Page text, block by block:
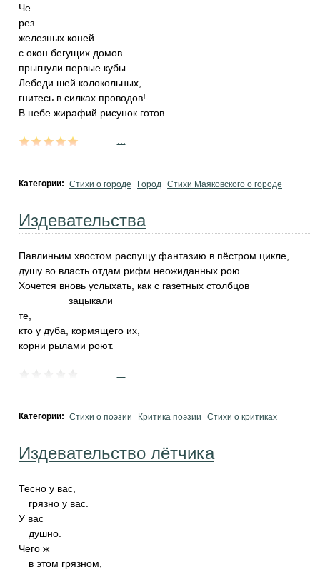
Че–
рез
железных коней
с окон бегущих домов
прыгнули первые кубы.
Лебеди шей колокольных,
гнитесь в силках проводов!
В небе жирафий рисунок готов
Категории: Стихи о городе Город Стихи Маяковского о городе
Издевательства
Павлиньим хвостом распущу фантазию в пёстром цикле,
душу во власть отдам рифм неожиданных рою.
Хочется вновь услыхать, как с газетных столбцов
зацыкали
те,
кто у дуба, кормящего их,
корни рылами роют.
Категории: Стихи о поэзии Критика поэзии Стихи о критиках
Издевательство лётчика
Тесно у вас,
грязно у вас.
У вас
душно.
Чего ж
в этом грязном,